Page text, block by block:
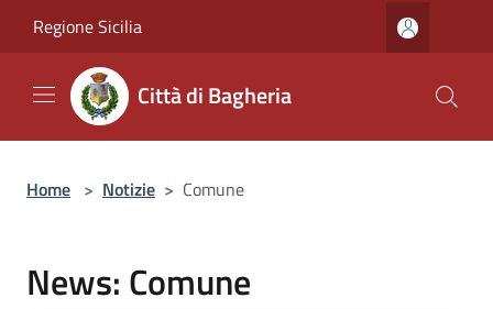
Regione Sicilia
Città di Bagheria
Home > Notizie > Comune
News: Comune